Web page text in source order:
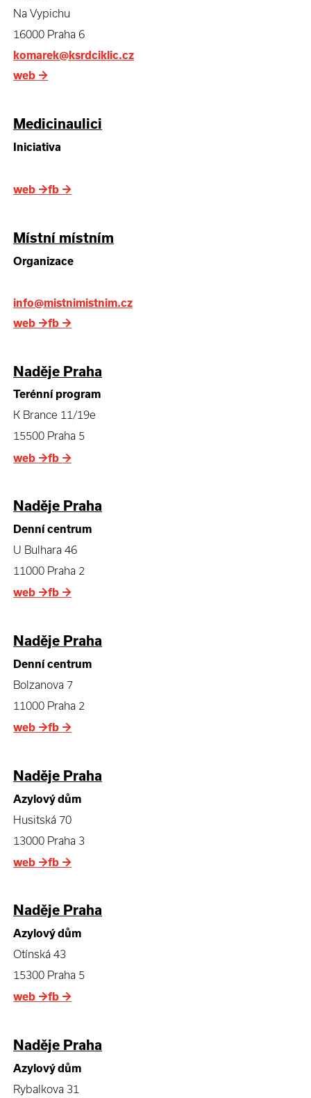
Na Vypichu
16000 Praha 6
komarek@ksrdciklic.cz
web →
Medicinaulici
Iniciativa
web →fb →
Místní místním
Organizace
info@mistnimistnim.cz
web →fb →
Naděje Praha
Terénní program
K Brance 11/19e
15500 Praha 5
web →fb →
Naděje Praha
Denní centrum
U Bulhara 46
11000 Praha 2
web →fb →
Naděje Praha
Denní centrum
Bolzanova 7
11000 Praha 2
web →fb →
Naděje Praha
Azylový dům
Husitská 70
13000 Praha 3
web →fb →
Naděje Praha
Azylový dům
Otínská 43
15300 Praha 5
web →fb →
Naděje Praha
Azylový dům
Rybalkova 31